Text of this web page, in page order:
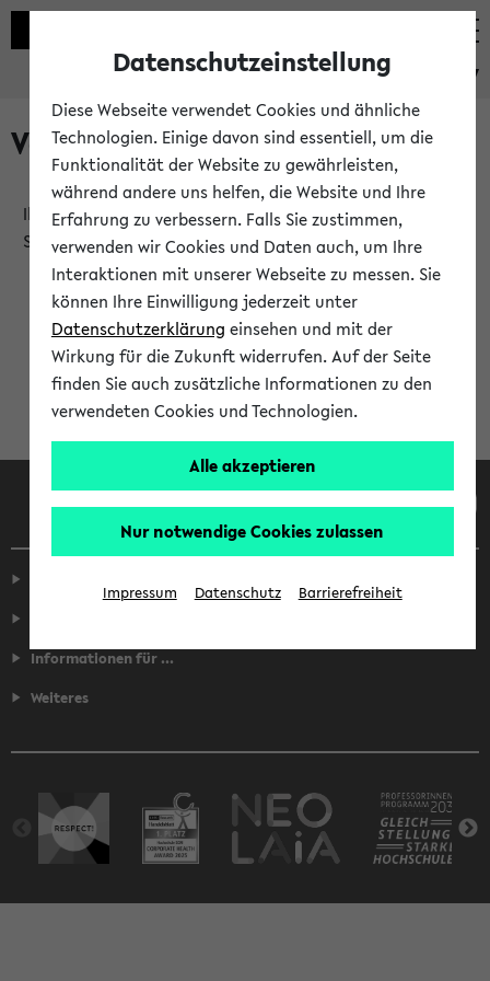
eKVV
Verlauf
Ihr Verlauf ist leer. Er wird sich im Verlauf Ihrer eKVV
Sitzung füllen.
Informationen für ...
Weiteres
Datenschutzeinstellung
Diese Webseite verwendet Cookies und ähnliche
Technologien. Einige davon sind essentiell, um die
Funktionalität der Website zu gewährleisten,
während andere uns helfen, die Website und Ihre
Erfahrung zu verbessern. Falls Sie zustimmen,
verwenden wir Cookies und Daten auch, um Ihre
Interaktionen mit unserer Webseite zu messen. Sie
können Ihre Einwilligung jederzeit unter
Datenschutzerklärung einsehen und mit der
Wirkung für die Zukunft widerrufen. Auf der Seite
finden Sie auch zusätzliche Informationen zu den
verwendeten Cookies und Technologien.
Alle akzeptieren
Nur notwendige Cookies zulassen
Impressum Datenschutz Barrierefreiheit